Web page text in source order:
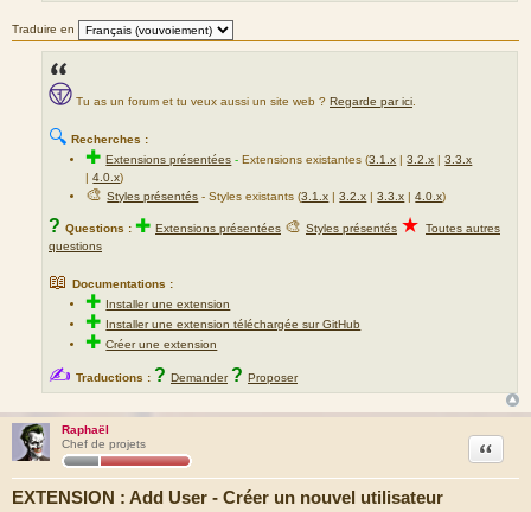
Traduire en
Tu as un forum et tu veux aussi un site web ? Regarde par ici
🔍 Recherches :
✚Extensions présentées -Extensions existantes (3.1.x |3.2.x |3.3.x
|4.0.x)
🎨Styles présentés - Styles existants (3.1.x |3.2.x |3.3.x |4.0.x)
? Questions : ✚ Extensions présentées 🎨 Styles présentés ★ Toutes autres
questions
📖 Documentations :
✚ Installer une extension
✚ Installer une extension téléchargée sur GitHub
✚Créer une extension
✍ Traductions : ? Demander ? Proposer
Raphaël
Chef de projets
EXTENSION : Add User - Créer un nouvel utilisateur
Citation